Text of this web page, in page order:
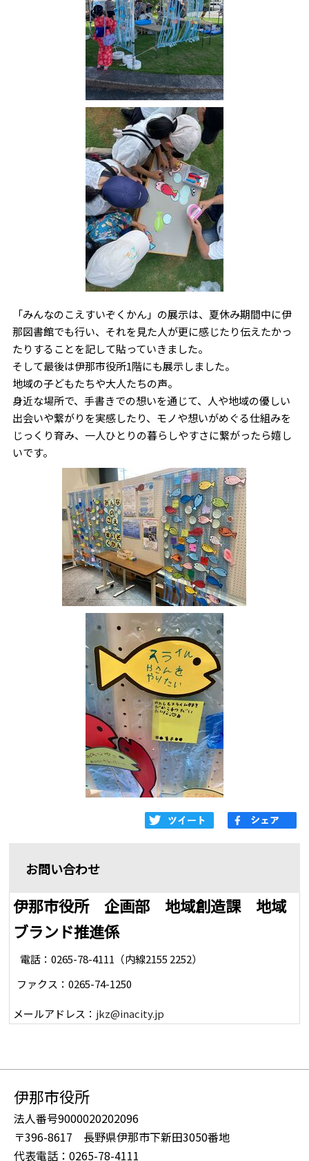
「みんなのこえすいぞくかん」の展示は、夏休み期間中に伊
那図書館でも行い、それを見た人が更に感じたり伝えたかっ
たりすることを記して貼っていきました。
そして最後は伊那市役所1階にも展示しました。
地域の子どもたちや大人たちの声。
身近な場所で、手書きでの想いを通じて、人や地域の優しい
出会いや繋がりを実感したり、モノや想いがめぐる仕組みを
じっくり育み、一人ひとりの暮らしやすさに繋がったら嬉し
いです。
お問い合わせ
伊那市役所 企画部 地域創造課 地域
ブランド推進係
電話：0265-78-4111（内線2155 2252）
ファクス：0265-74-1250
メールアドレス： jkz@inacity.jp
伊那市役所
法人番号9000020202096
〒396-8617 長野県伊那市下新田3050番地
代表電話：0265-78-4111